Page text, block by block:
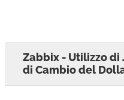
Zabbix - Utilizzo di
di Cambio del